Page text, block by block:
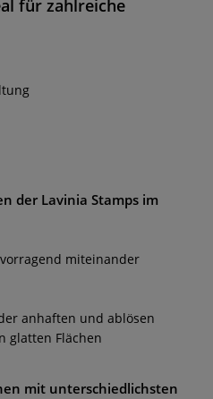
für zahlreiche
der Lavinia Stamps im
miteinander
anhaften und ablösen
glatten Flächen
mit unterschiedlichsten